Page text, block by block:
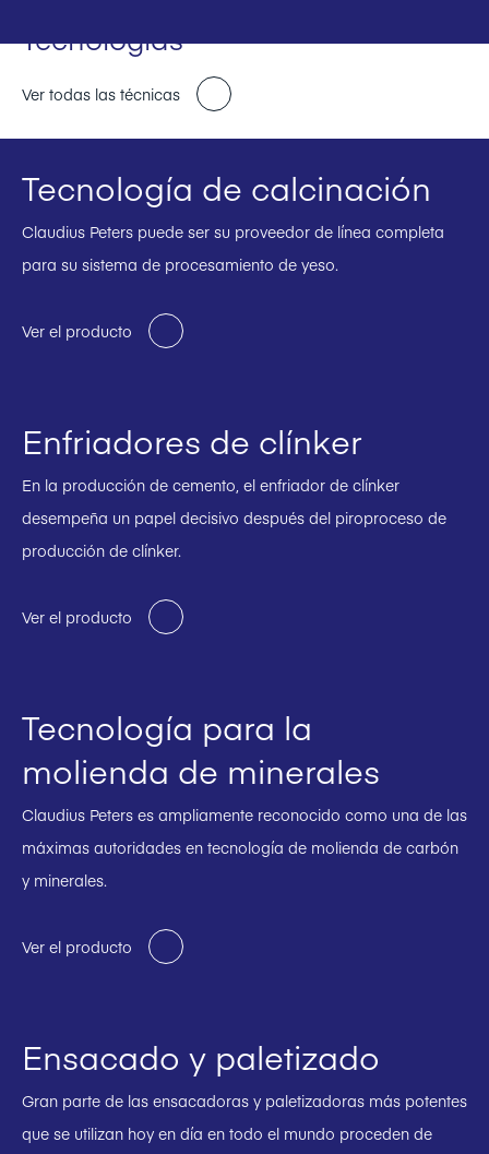
Tecnologías
Ver todas las técnicas
Tecnología de calcinación
Claudius Peters puede ser su proveedor de línea completa
para su sistema de procesamiento de yeso.
Ver el producto
Enfriadores de clínker
En la producción de cemento, el enfriador de clínker
desempeña un papel decisivo después del piroproceso de
producción de clínker.
Ver el producto
Tecnología para la
molienda de minerales
Claudius Peters es ampliamente reconocido como una de las
máximas autoridades en tecnología de molienda de carbón
y minerales.
Ver el producto
Ensacado y paletizado
Gran parte de las ensacadoras y paletizadoras más potentes
que se utilizan hoy en día en todo el mundo proceden de